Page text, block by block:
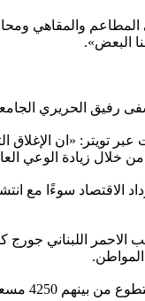
والمقاهي
البعض».
الحريري الجامعي
عبر تويتر: «ان
خلال زيادة الوعي
الاقتصاد سوءًا مع
الاحمر اللبناني